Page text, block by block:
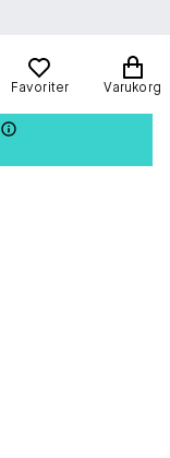
Favoriter Varukorg